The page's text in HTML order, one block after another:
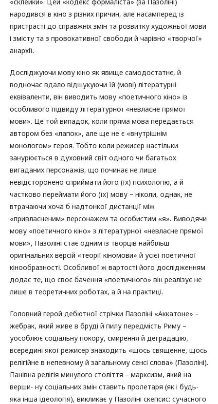
народився в кіно з різних причин, але насамперед із
пристрасті до справжніх змін та розвитку художньої мови
і змісту та з провокативної свободи й чарівно «творчої»
анархії.
Досліджуючи мову кіно як явище самодостатнє, й
водночас вдало відшукуючи їй (мові) літературні
еквіваленти, він виводить мову «поетичного кіно» із
особливого підвиду літературної «невласне прямої
мови». Це той випадок, коли пряма мова передається
автором без «лапок», але ще не є «внутрішнім
монологом» героя. Тобто коли режисер настільки
занурюється в духовний світ одного чи багатьох
вигаданих персонажів, що починає не лише
невідсторонено сприймати його (їх) психологію, а й
частково переймати його (їх) мову – ніколи, однак, не
втрачаючи хоча б надтонкої дистанції між
«привласненим» персонажем та особистим «я». Виводячи
мову «поетичного кіно» з літературної «невласне прямої
мови», Пазоліні стає одним із творців найбільш
оригінальних версій «теорії кіномови» й усієї поетичної
кінообразності. Особливої ж вартості його дослідженням
додає те, що своє бачення «поетичного» він реалізує не
лише в теоретичних роботах, а й на практиці.
Головний герой дебютної стрічки Пазоліні «Аккатоне» –
жебрак, який живе в бруді й пилу передмість Риму –
уособлює соціальну покору, смирення й деградацію,
всередині якої режисер знаходить «щось священне, щось
релігійне в непевному й загальному сенсі слова» (Пазоліні).
Панівна релігія минулого століття – марксизм, який на
верши- ну соціальних змін ставить пролетаря (як і будь-
яка інша ідеологія), викликає у Пазоліні скепсис: сучасного